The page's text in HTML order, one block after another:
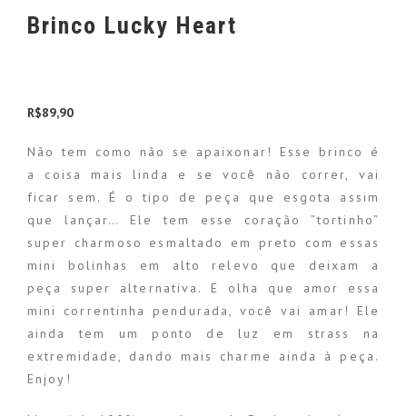
Brinco Lucky Heart
R$89,90
Não tem como não se apaixonar! Esse brinco é
a coisa mais linda e se você não correr, vai
ficar sem. É o tipo de peça que esgota assim
que lançar… Ele tem esse coração ”tortinho”
super charmoso esmaltado em preto com essas
mini bolinhas em alto relevo que deixam a
peça super alternativa. E olha que amor essa
mini correntinha pendurada, você vai amar! Ele
ainda tem um ponto de luz em strass na
extremidade, dando mais charme ainda à peça.
Enjoy!